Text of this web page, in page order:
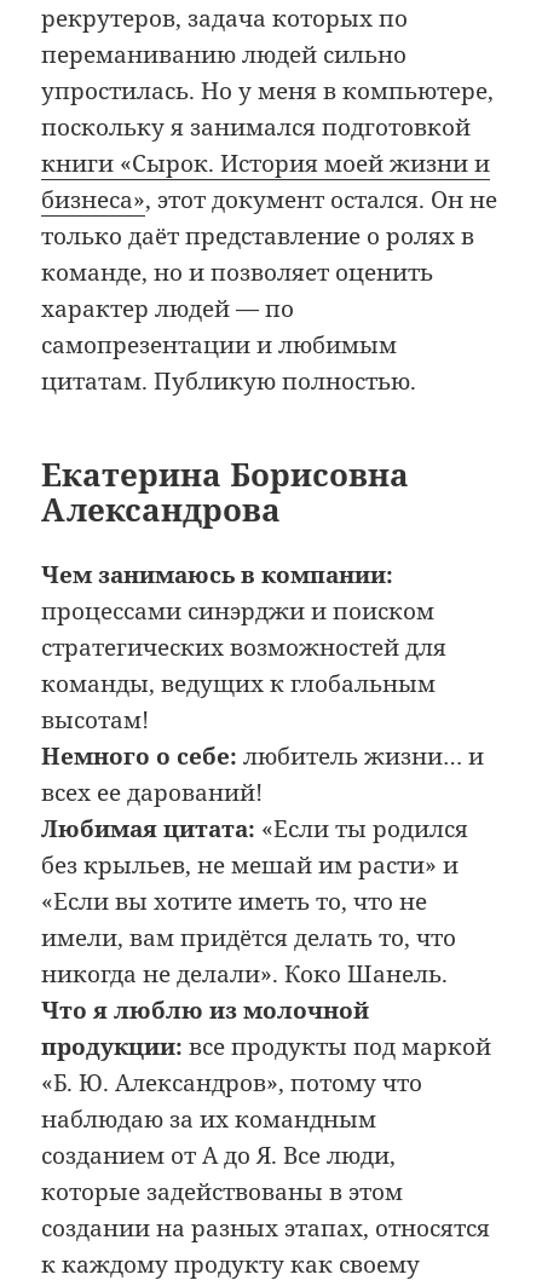
рекрутеров, задача которых по
переманиванию людей сильно
упростилась. Но у меня в компьютере,
поскольку я занимался подготовкой
книги «Сырок. История моей жизни и
бизнеса», этот документ остался. Он не
только даёт представление о ролях в
команде, но и позволяет оценить
характер людей — по
самопрезентации и любимым
цитатам. Публикую полностью.
Екатерина Борисовна
Александрова
Чем занимаюсь в компании:
процессами синэрджи и поиском
стратегических возможностей для
команды, ведущих к глобальным
высотам!
Немного о себе: любитель жизни… и
всех ее дарований!
Любимая цитата: «Если ты родился
без крыльев, не мешай им расти» и
«Если вы хотите иметь то, что не
имели, вам придётся делать то, что
никогда не делали». Коко Шанель.
Что я люблю из молочной
продукции: все продукты под маркой
«Б. Ю. Александров», потому что
наблюдаю за их командным
созданием от А до Я. Все люди,
которые задействованы в этом
создании на разных этапах, относятся
к каждому продукту как своему